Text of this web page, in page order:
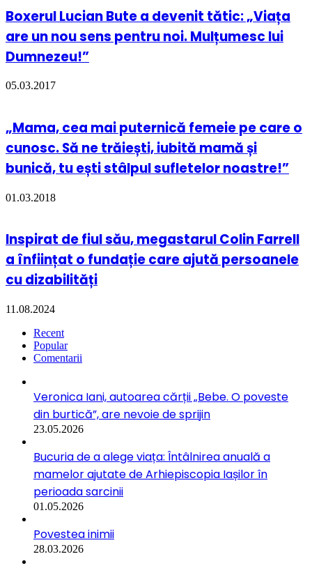
Boxerul Lucian Bute a devenit tătic: „Viața
are un nou sens pentru noi. Mulțumesc lui
Dumnezeu!”
05.03.2017
„Mama, cea mai puternică femeie pe care o
cunosc. Să ne trăiești, iubită mamă și
bunică, tu ești stâlpul sufletelor noastre!”
01.03.2018
Inspirat de fiul său, megastarul Colin Farrell
a înființat o fundație care ajută persoanele
cu dizabilități
11.08.2024
Recent
Popular
Comentarii
Veronica Iani, autoarea cărții „Bebe. O poveste
din burtică”, are nevoie de sprijin
23.05.2026
Bucuria de a alege viața: Întâlnirea anuală a
mamelor ajutate de Arhiepiscopia Iașilor în
perioada sarcinii
01.05.2026
Povestea inimii
28.03.2026